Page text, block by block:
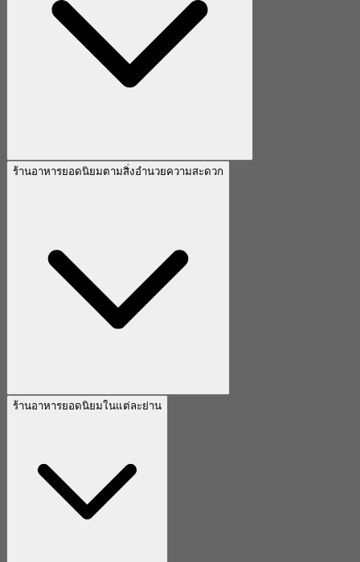
ร้านอาหารยอดนิยมตามสิ่งอำนวยความสะดวก
ร้านอาหารยอดนิยมในแต่ละย่าน